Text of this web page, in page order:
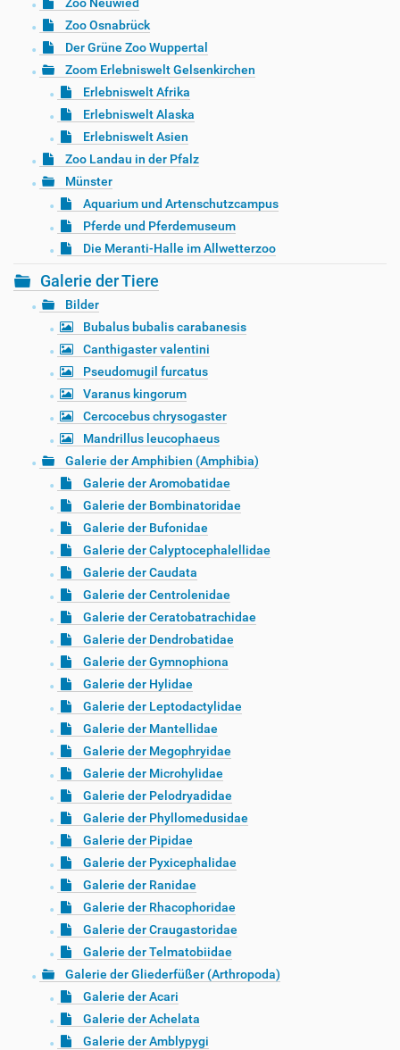
Zoo Neuwied
Zoo Osnabrück
Der Grüne Zoo Wuppertal
Zoom Erlebniswelt Gelsenkirchen
Erlebniswelt Afrika
Erlebniswelt Alaska
Erlebniswelt Asien
Zoo Landau in der Pfalz
Münster
Aquarium und Artenschutzcampus
Pferde und Pferdemuseum
Die Meranti-Halle im Allwetterzoo
Galerie der Tiere
Bilder
Bubalus bubalis carabanesis
Canthigaster valentini
Pseudomugil furcatus
Varanus kingorum
Cercocebus chrysogaster
Mandrillus leucophaeus
Galerie der Amphibien (Amphibia)
Galerie der Aromobatidae
Galerie der Bombinatoridae
Galerie der Bufonidae
Galerie der Calyptocephalellidae
Galerie der Caudata
Galerie der Centrolenidae
Galerie der Ceratobatrachidae
Galerie der Dendrobatidae
Galerie der Gymnophiona
Galerie der Hylidae
Galerie der Leptodactylidae
Galerie der Mantellidae
Galerie der Megophryidae
Galerie der Microhylidae
Galerie der Pelodryadidae
Galerie der Phyllomedusidae
Galerie der Pipidae
Galerie der Pyxicephalidae
Galerie der Ranidae
Galerie der Rhacophoridae
Galerie der Craugastoridae
Galerie der Telmatobiidae
Galerie der Gliederfüßer (Arthropoda)
Galerie der Acari
Galerie der Achelata
Galerie der Amblypygi